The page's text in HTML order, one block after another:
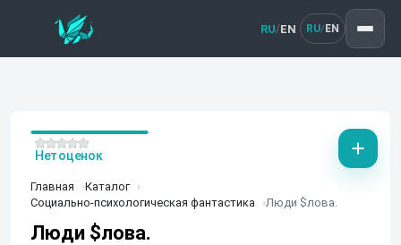
RU/EN RU/ EN
Главная
Каталог
Социально-психологическая фантастика
Люди $лова.
Люди $лова.
Нет оценок